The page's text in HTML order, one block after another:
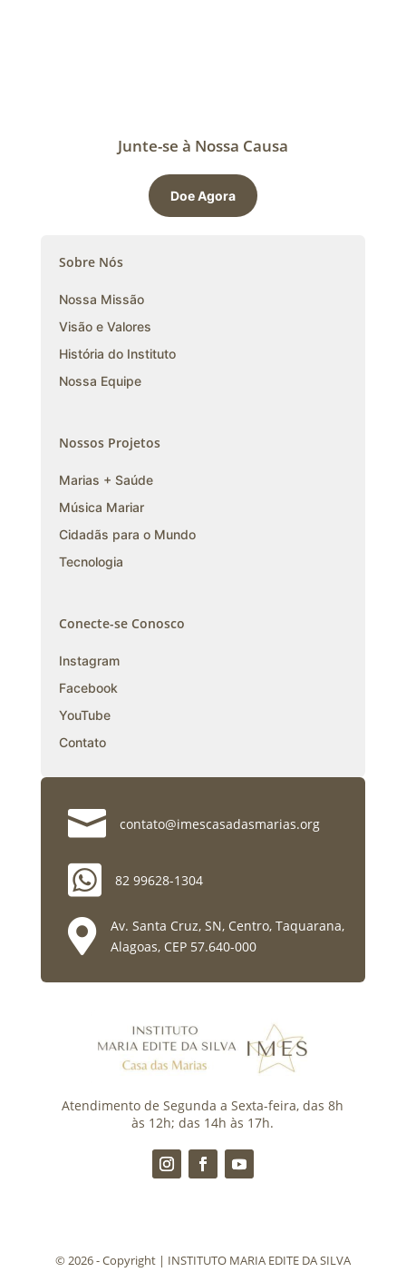
Junte-se à Nossa Causa
Doe Agora
Sobre Nós
Nossa Missão
Visão e Valores
História do Instituto
Nossa Equipe
Nossos Projetos
Marias + Saúde
Música Mariar
Cidadãs para o Mundo
Tecnologia
Conecte-se Conosco
Instagram
Facebook
YouTube
Contato
 contato@imescasadasmarias.org
 82 99628-1304

Av. Santa Cruz, SN, Centro, Taquarana,
Alagoas, CEP 57.640-000
Atendimento de Segunda a Sexta-feira, das 8h
às 12h; das 14h às 17h.
©️ 2026 - Copyright | INSTITUTO MARIA EDITE DA SILVA